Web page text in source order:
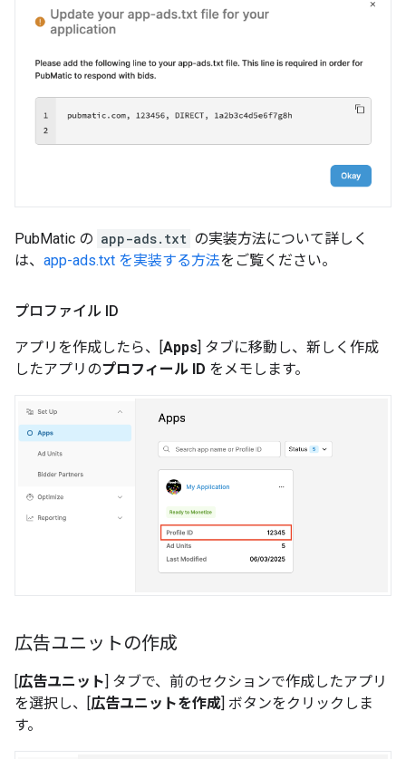
PubMatic の app-ads.txt の実装方法について詳しく
は、 app-ads.txt を実装する方法をご覧ください。
プロファイル ID
アプリを作成したら、[ Apps ] タブに移動し、新しく作成
したアプリのプロフィール ID をメモします。
広告ユニットの作成
広告ユニット ] タブで、前のセクションで作成したアプリ
を選択し、[ 広告ユニットを作成 ] ボタンをクリックしま
す。